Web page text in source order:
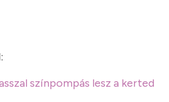
színpompás lesz a kerted